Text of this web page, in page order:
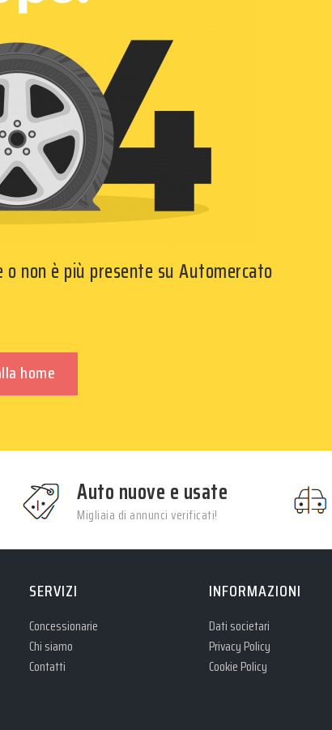
non è più presente su Automercato
home
Auto nuove e usate
Migliaia di annunci verificati!
SERVIZI
Concessionarie
Chi siamo
Contatti
INFORMAZIONI
Dati societari
Privacy Policy
Cookie Policy